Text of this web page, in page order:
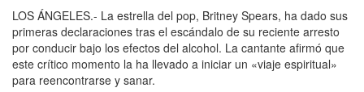
LOS ÁNGELES.- La estrella del pop, Britney Spears, ha dado sus
primeras declaraciones tras el escándalo de su reciente arresto
por conducir bajo los efectos del alcohol. La cantante afirmó que
este crítico momento la ha llevado a iniciar un «viaje espiritual»
para reencontrarse y sanar.